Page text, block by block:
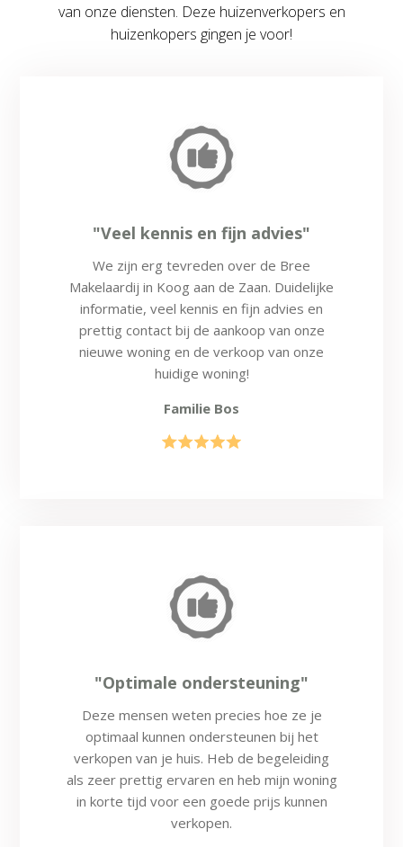
van onze diensten. Deze huizenverkopers en
huizenkopers gingen je voor!
"Veel kennis en fijn advies"
We zijn erg tevreden over de Bree
Makelaardij in Koog aan de Zaan. Duidelijke
informatie, veel kennis en fijn advies en
prettig contact bij de aankoop van onze
nieuwe woning en de verkoop van onze
huidige woning!
Familie Bos
"Optimale ondersteuning"
Deze mensen weten precies hoe ze je
optimaal kunnen ondersteunen bij het
verkopen van je huis. Heb de begeleiding
als zeer prettig ervaren en heb mijn woning
in korte tijd voor een goede prijs kunnen
verkopen.